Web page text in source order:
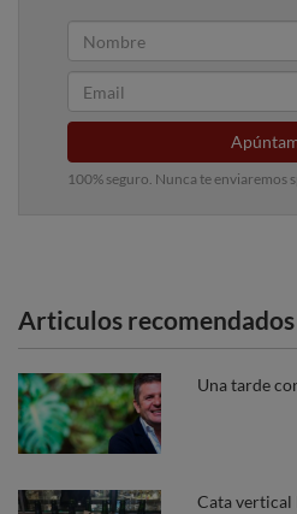
100% seguro. Nunca te enviaremos
Articulos recomendados
Una tarde
Cata vertical